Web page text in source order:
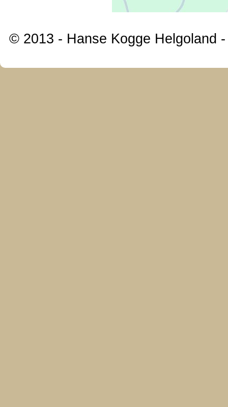
© 2013 - Hanse Kogge Helgoland